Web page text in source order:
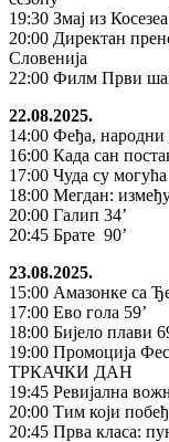
19:30 Змај из
20:00 Директан
Словенија
22:00 Филм Први
22.08.2025.
14:00 Феђа, народни
16:00 Када сан
17:00 Чуда су
18:00 Мегдан:
20:00 Галип 34’
20:45 Брате 90’
23.08.2025.
15:00 Амазонке са
17:00 Ево гола 59’
18:00 Бијело плави
19:00 Промоција
ТРКАЧКИ ДАН
19:45 Ревијална
20:00 Тим који
20:45 Прва класа: